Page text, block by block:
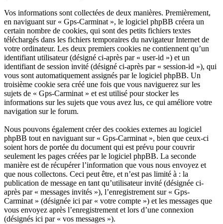
Vos informations sont collectées de deux manières. Premièrement,
en naviguant sur « Gps-Carminat », le logiciel phpBB créera un
certain nombre de cookies, qui sont des petits fichiers textes
téléchargés dans les fichiers temporaires du navigateur Internet de
votre ordinateur. Les deux premiers cookies ne contiennent qu’un
identifiant utilisateur (désigné ci-après par « user-id ») et un
identifiant de session invité (désigné ci-après par « session-id »), qui
vous sont automatiquement assignés par le logiciel phpBB. Un
troisième cookie sera créé une fois que vous naviguerez sur les
sujets de « Gps-Carminat » et est utilisé pour stocker les
informations sur les sujets que vous avez lus, ce qui améliore votre
navigation sur le forum.
Nous pouvons également créer des cookies externes au logiciel
phpBB tout en naviguant sur « Gps-Carminat », bien que ceux-ci
soient hors de portée du document qui est prévu pour couvrir
seulement les pages créées par le logiciel phpBB. La seconde
manière est de récupérer l’information que vous nous envoyez et
que nous collectons. Ceci peut être, et n’est pas limité à : la
publication de message en tant qu’utilisateur invité (désignée ci-
après par « messages invités »), l’enregistrement sur « Gps-
Carminat » (désignée ici par « votre compte ») et les messages que
vous envoyez après l’enregistrement et lors d’une connexion
(désignés ici par « vos messages »).